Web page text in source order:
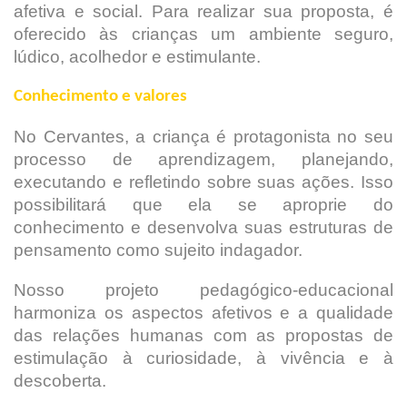
afetiva e social. Para realizar sua proposta, é
oferecido às crianças um ambiente seguro,
lúdico, acolhedor e estimulante.
Conhecimento e valores
No Cervantes, a criança é protagonista no seu
processo de aprendizagem, planejando,
executando e refletindo sobre suas ações. Isso
possibilitará que ela se aproprie do
conhecimento e desenvolva suas estruturas de
pensamento como sujeito indagador.
Nosso projeto pedagógico-educacional
harmoniza os aspectos afetivos e a qualidade
das relações humanas com as propostas de
estimulação à curiosidade, à vivência e à
descoberta.